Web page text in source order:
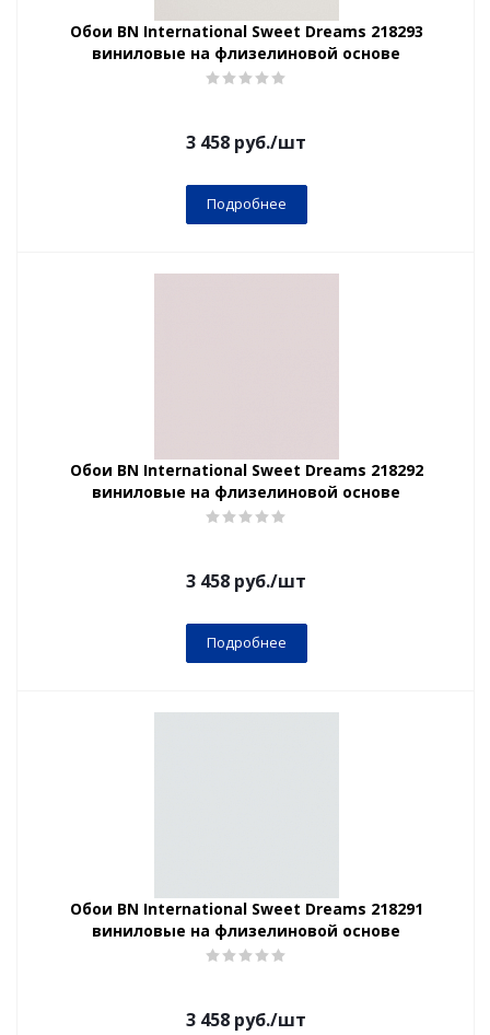
Обои BN International Sweet Dreams 218293
виниловые на флизелиновой основе
3 458 руб./шт
Подробнее
Обои BN International Sweet Dreams 218292
виниловые на флизелиновой основе
3 458 руб./шт
Подробнее
Обои BN International Sweet Dreams 218291
виниловые на флизелиновой основе
3 458 руб./шт